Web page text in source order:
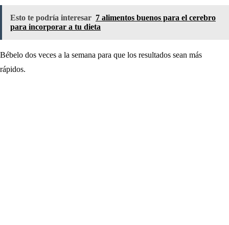
Esto te podría interesar 7 alimentos buenos para el cerebro
para incorporar a tu dieta
Bébelo dos veces a la semana para que los resultados sean más
rápidos.